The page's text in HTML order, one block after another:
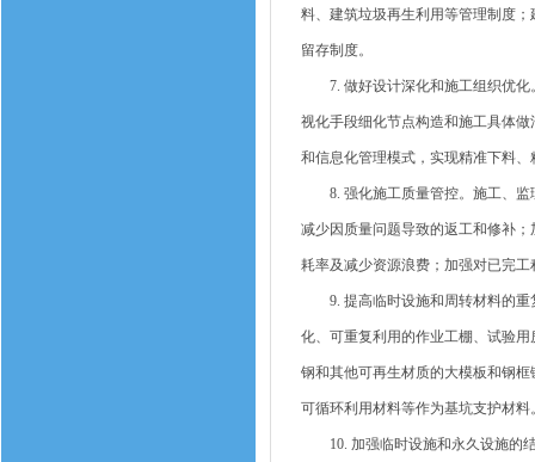
料、建筑垃圾再生利用等管理制度
留存制度。
7. 做好设计深化和施工组织优化
视化手段细化节点构造和施工具体
和信息化管理模式，实现精准下料
8. 强化施工质量管控。施工、监
减少因质量问题导致的返工和修补
耗率及减少资源浪费；加强对已完
9. 提高临时设施和周转材料的重
化、可重复利用的作业工棚、试验
钢和其他可再生材质的大模板和钢
可循环利用材料等作为基坑支护材料
10. 加强临时设施和永久设施的结